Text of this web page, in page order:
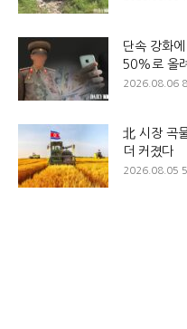
단속 강화
50%로 올려
2026.08.06
北 시장 곡
더 커졌다
2026.08.05